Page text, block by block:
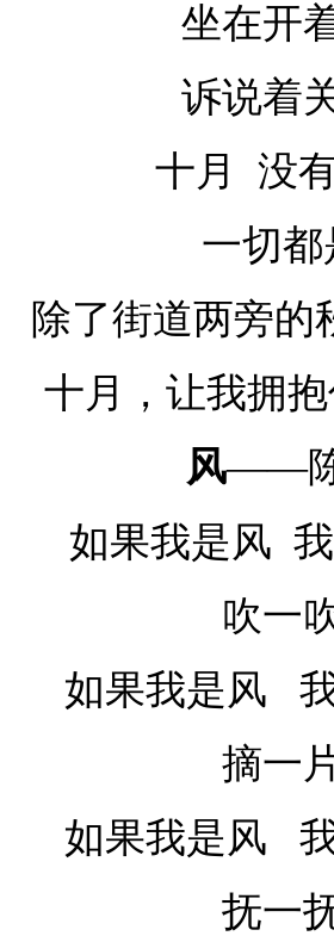
坐在开
诉说着
十月
没
一切
除了街道两旁的
十月，让我拥
风——
如果我是风
吹一
如果我是风
摘一
如果我是风
抚一